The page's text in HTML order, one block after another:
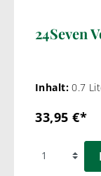
24Seven
Inhalt:0.7
33,95 €*